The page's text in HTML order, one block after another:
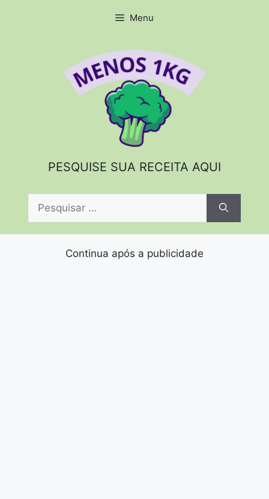
Menu
PESQUISE SUA RECEITA AQUI
Pesquisar
Continua após a publicidade